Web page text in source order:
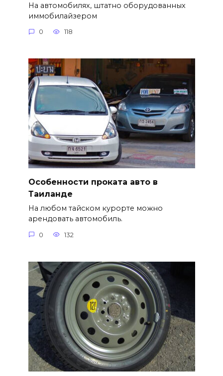
На автомобилях, штатно оборудованных
иммобилайзером
0 118
Особенности проката авто в
Таиланде
На любом тайском курорте можно
арендовать автомобиль.
0 132